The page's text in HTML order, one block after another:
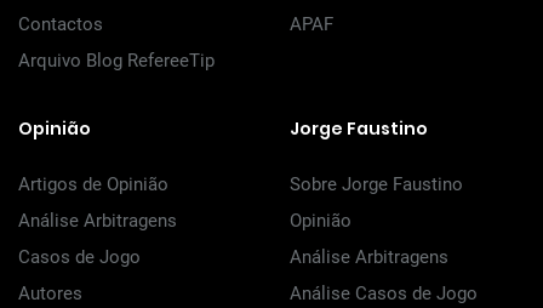
Contactos
Arquivo Blog RefereeTip
APAF
Opinião
Artigos de Opinião
Análise Arbitragens
Casos de Jogo
Autores
Jorge Faustino
Sobre Jorge Faustino
Opinião
Análise Arbitragens
Análise Casos de Jogo